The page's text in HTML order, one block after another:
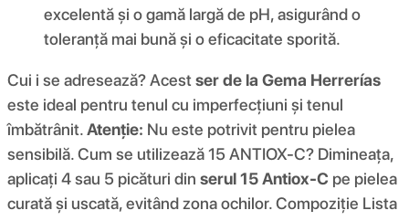
excelentă și o gamă largă de pH, asigurând o
toleranță mai bună și o eficacitate sporită.
Cui i se adresează? Acestser de la Gema Herrerías
este ideal pentru tenul cu imperfecțiuni și tenul
îmbătrânit.Atenție: Nu este potrivit pentru pielea
sensibilă. Cum se utilizează 15 ANTIOX-C? Dimineața,
aplicați 4 sau 5 picături din serul 15 Antiox-C pe pielea
curată și uscată, evitând zona ochilor. Compoziţie Lista